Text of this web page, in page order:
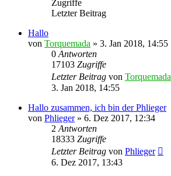
Zugriffe
Letzter Beitrag
Hallo
von Torquemada » 3. Jan 2018, 14:55
0 Antworten
17103 Zugriffe
Letzter Beitrag von Torquemada
3. Jan 2018, 14:55
Hallo zusammen, ich bin der Phlieger
von Phlieger» 6. Dez 2017, 12:34
2 Antworten
18333 Zugriffe
Letzter Beitrag von Phlieger
6. Dez 2017, 13:43